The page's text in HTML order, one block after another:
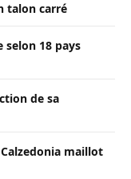
talon carré
selon 18 pays
de sa
maillot